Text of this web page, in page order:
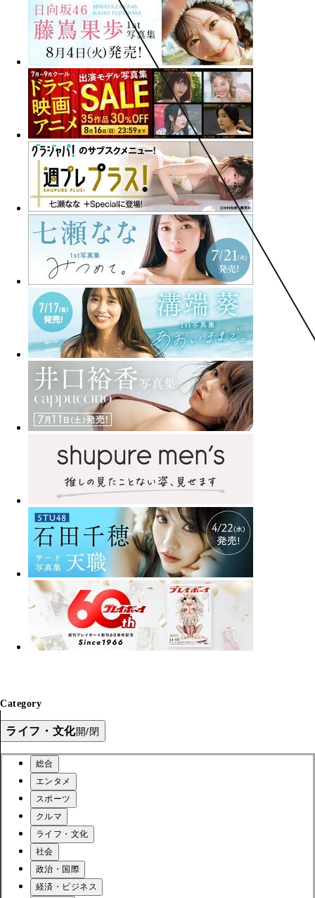
Category
ライフ・文化開/閉
総合
エンタメ
スポーツ
クルマ
ライフ・文化
社会
政治・国際
経済・ビジネス